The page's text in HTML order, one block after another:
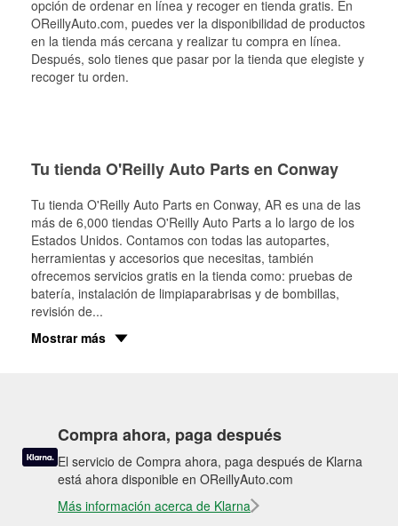
opción de ordenar en línea y recoger en tienda gratis. En
OReillyAuto.com, puedes ver la disponibilidad de productos
en la tienda más cercana y realizar tu compra en línea.
Después, solo tienes que pasar por la tienda que elegiste y
recoger tu orden.
Tu tienda O'Reilly Auto Parts en Conway
Tu tienda O'Reilly Auto Parts en Conway, AR es una de las
más de 6,000 tiendas O'Reilly Auto Parts a lo largo de los
Estados Unidos. Contamos con todas las autopartes,
herramientas y accesorios que necesitas, también
ofrecemos servicios gratis en la tienda como: pruebas de
batería, instalación de limpiaparabrisas y de bombillas,
revisión de...
Mostrar más
Compra ahora, paga después
El servicio de Compra ahora, paga después de Klarna
está ahora disponible en OReillyAuto.com
Más información acerca de Klarna